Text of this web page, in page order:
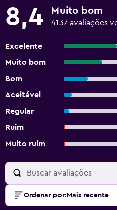
8,4 Muito bom
4137 avaliações
Excelente
Muito bom
Bom
Aceitável
Regular
Ruim
Muito ruim
Ordenar por: Mais recente